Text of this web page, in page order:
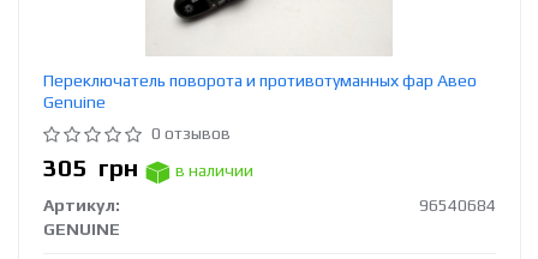
Переключатель поворота и противотуманных фар Авео
Genuine
0 отзывов
305 грн
в наличии
Артикул:
96540684
GENUINE